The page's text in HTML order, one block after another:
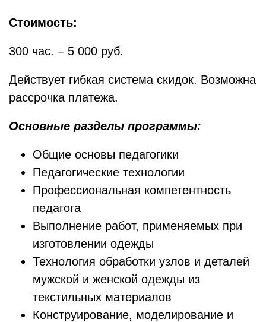
Стоимость:
300 час. – 5 000 руб.
Действует гибкая система скидок. Возможна
рассрочка платежа.
Основные разделы программы:
Общие основы педагогики
Педагогические технологии
Профессиональная компетентность
педагога
Выполнение работ, применяемых при
изготовлении одежды
Технология обработки узлов и деталей
мужской и женской одежды из
текстильных материалов
Конструирование, моделирование и